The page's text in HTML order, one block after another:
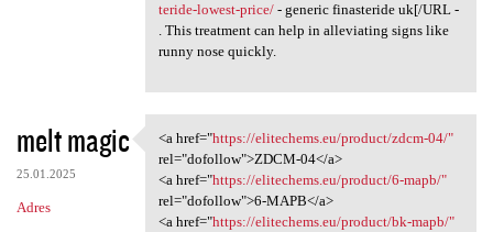
teride-lowest-price/- generic finasteride uk[/URL -
. This treatment can help in alleviating signs like
runny nose quickly.
melt magic
25.01.2025
Adres
<a href="https://elitechems
<a href="https://elitechems.eu/product/zdcm-04/"
rel="dofollow">ZDCM-04</a>
<a href="https://elitechems.eu/product/6-mapb/"
rel="dofollow">6-MAPB</a>
<a href="https://elitechems.eu/product/bk-mapb/"